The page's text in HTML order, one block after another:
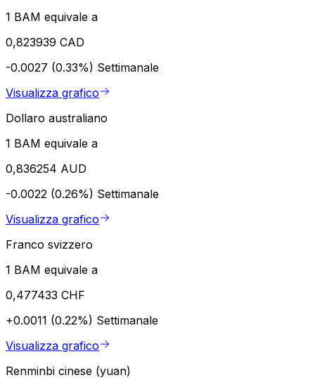
1 BAM equivale a
0,823939 CAD
-0.0027 (0.33%) Settimanale
Visualizza grafico
Dollaro australiano
1 BAM equivale a
0,836254 AUD
-0.0022 (0.26%) Settimanale
Visualizza grafico
Franco svizzero
1 BAM equivale a
0,477433 CHF
+0.0011 (0.22%) Settimanale
Visualizza grafico
Renminbi cinese (yuan)